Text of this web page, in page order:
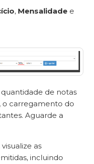
, Mensalidade e
de notas
o carregamento do
Aguarde a
as
incluindo